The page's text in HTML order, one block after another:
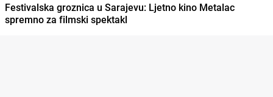
Festivalska groznica u Sarajevu: Ljetno kino Metalac
spremno za filmski spektakl